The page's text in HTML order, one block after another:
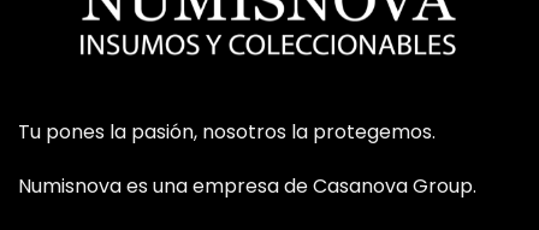
Tu pones la pasión, nosotros la protegemos.
Numisnova es una empresa de Casanova Group.